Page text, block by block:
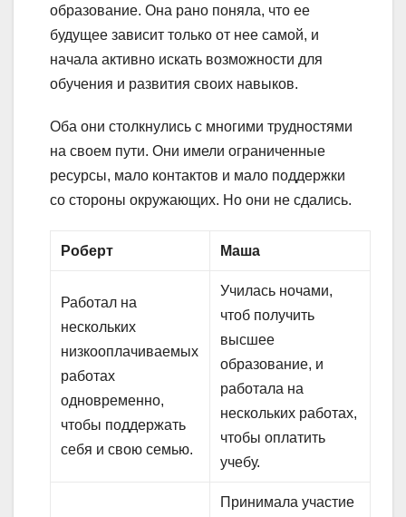
образование. Она рано поняла, что ее
будущее зависит только от нее самой, и
начала активно искать возможности для
обучения и развития своих навыков.
Оба они столкнулись с многими трудностями
на своем пути. Они имели ограниченные
ресурсы, мало контактов и мало поддержки
со стороны окружающих. Но они не сдались.
Роберт Маша
Работал на
нескольких
низкооплачиваемых
работах
одновременно,
чтобы поддержать
себя и свою семью.
Училась ночами,
чтоб получить
высшее
образование, и
работала на
нескольких работах,
чтобы оплатить
учебу.
Принимала участие